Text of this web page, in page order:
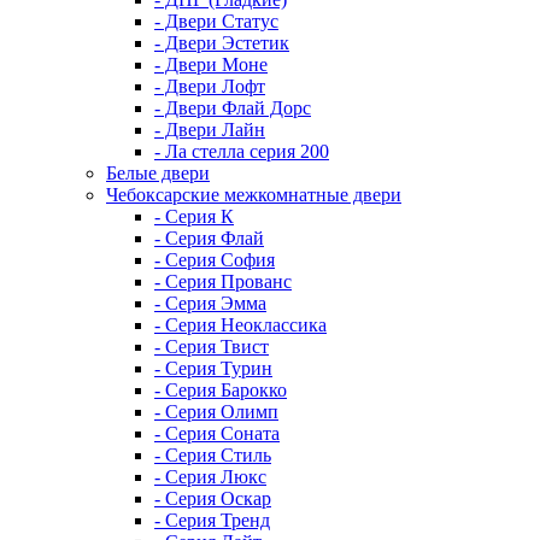
- Двери Статус
- Двери Эстетик
- Двери Моне
- Двери Лофт
- Двери Флай Дорс
- Двери Лайн
- Ла стелла серия 200
Белые двери
Чебоксарские межкомнатные двери
- Серия К
- Серия Флай
- Серия София
- Серия Прованс
- Серия Эмма
- Серия Неоклассика
- Серия Твист
- Серия Турин
- Серия Барокко
- Серия Олимп
- Серия Соната
- Серия Стиль
- Серия Люкс
- Серия Оскар
- Серия Тренд